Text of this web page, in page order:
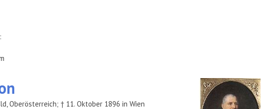
Oberösterreich; † 11. Oktober 1896 in Wien